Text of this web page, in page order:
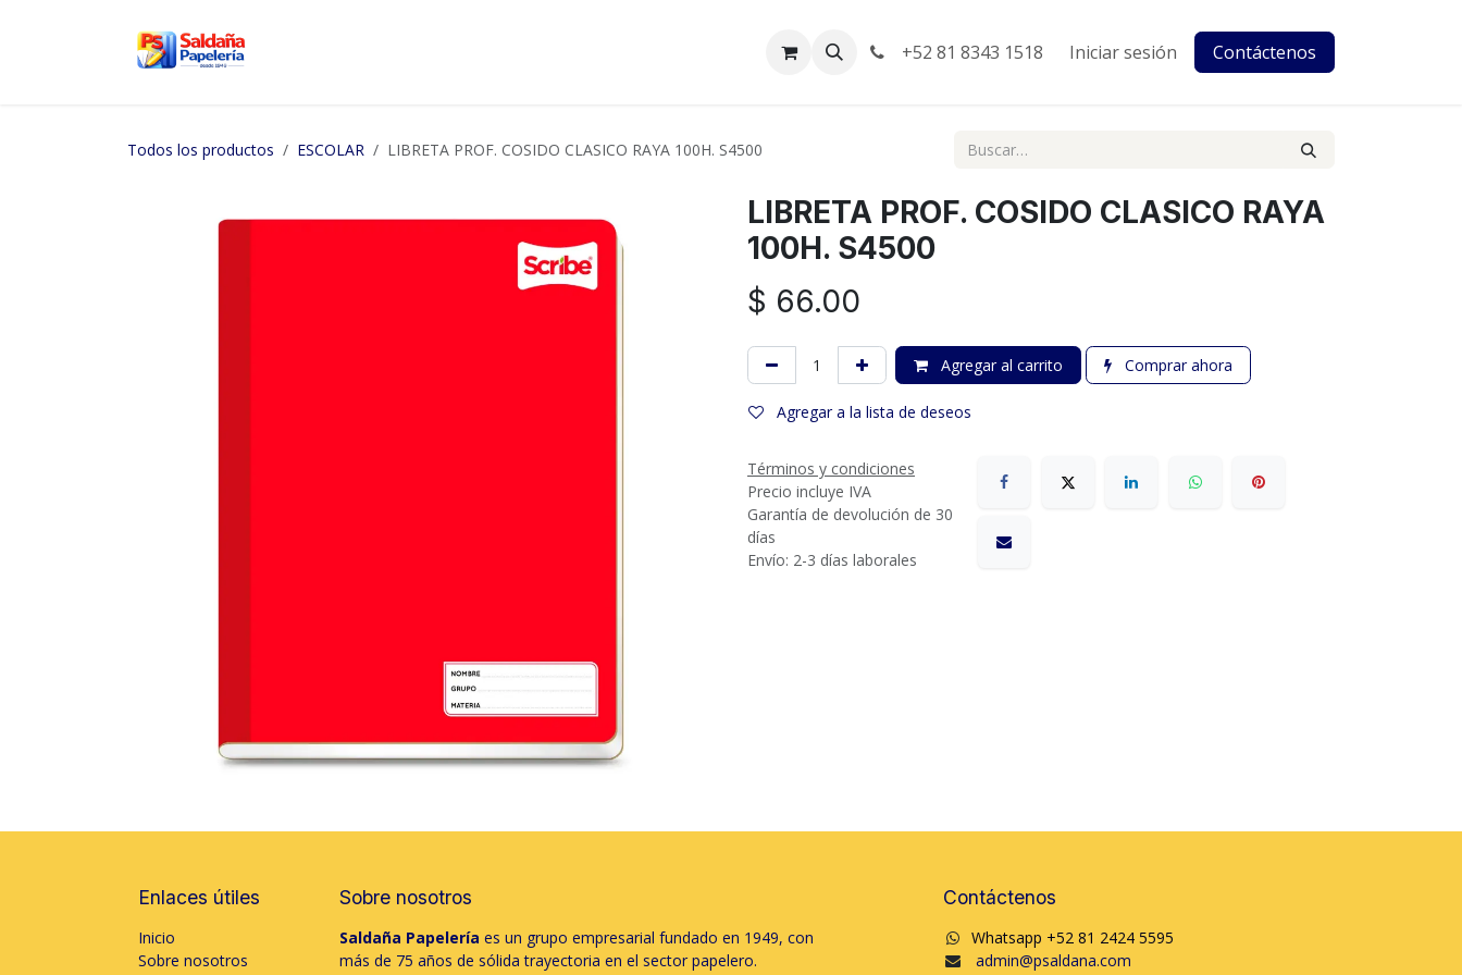
+52 81 8343 1518 Iniciar sesión Contáctenos
Todos los productos ESCOLAR LIBRETA PROF. COSIDO CLASICO RAYA 100H. S4500
LIBRETA PROF. COSIDO CLASICO RAYA
100H. S4500
$ 66.00
Agregar al carrito Comprar ahora
Agregar a la lista de deseos
Términos y condiciones
Precio incluye IVA
Garantía de devolución de 30
días
Envío: 2-3 días laborales
Enlaces útiles
Inicio
Sobre nosotros
Sobre nosotros
Saldaña Papelería es un grupo empresarial fundado en 1949, con
más de 75 años de sólida trayectoria en el sector papelero.
Contáctenos
Whatsapp +52 81 2424 5595
admin@psaldana.com